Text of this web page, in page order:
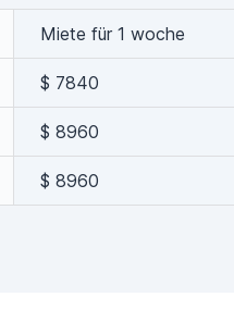
Miete für 1 woche
$ 7840
$ 8960
$ 8960